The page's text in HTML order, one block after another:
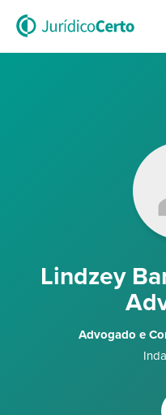
Lindzey
Advogado e